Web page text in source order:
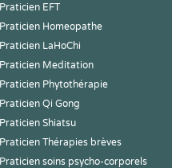
Praticien EFT
Praticien Homeopathe
Praticien LaHoChi
Praticien Meditation
Praticien Phytothérapie
Praticien Qi Gong
Praticien Shiatsu
Praticien Thérapies brèves
Praticien soins psycho-corporels